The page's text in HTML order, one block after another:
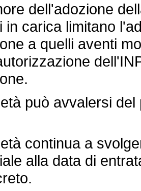
dell'adozione
in carica limitano
a quelli aventi
può avvalersi del
continua a
alla data di